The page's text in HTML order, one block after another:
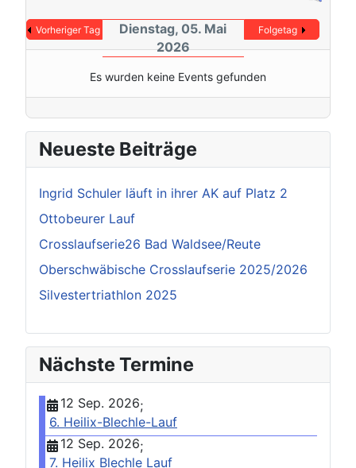
Vorheriger Tag
Dienstag, 05. Mai
2026
Folgetag
Es wurden keine Events gefunden
Neueste Beiträge
Ingrid Schuler läuft in ihrer AK auf Platz 2
Ottobeurer Lauf
Crosslaufserie26 Bad Waldsee/Reute
Oberschwäbische Crosslaufserie 2025/2026
Silvestertriathlon 2025
Nächste Termine
12 Sep. 2026;
6. Heilix-Blechle-Lauf
12 Sep. 2026;
7. Heilix Blechle Lauf